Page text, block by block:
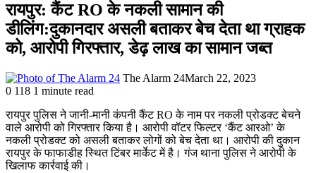
रायपुर: कैंट RO के नकली सामान की
डीलिंग:दुकानदार असली बताकर बेच देता था ग्राहक
को, आरोपी गिरफ्तार, डेढ़ लाख का सामान जब्त
The Alarm 24March 22, 2023
0 118 1 minute read
रायपुर पुलिस ने जानी-मानी कंपनी कैंट RO के नाम पर नकली प्रोडक्ट बेचने
वाले आरोपी को गिरफ्तार किया है। आरोपी वॉटर फिल्टर ‘कैंट आरओ’ के
नकली प्रोडक्ट को असली बताकर लोगों को बेच देता था। आरोपी की दुकान
रायपुर के फाफाडीह स्थित टिंबर मार्केट में है। गंज थाना पुलिस ने आरोपी के
खिलाफ कार्रवाई की।